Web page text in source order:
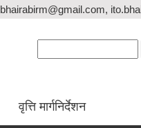
bhairabirm@gmail.com,
वृत्ति मार्गनिर्देशन